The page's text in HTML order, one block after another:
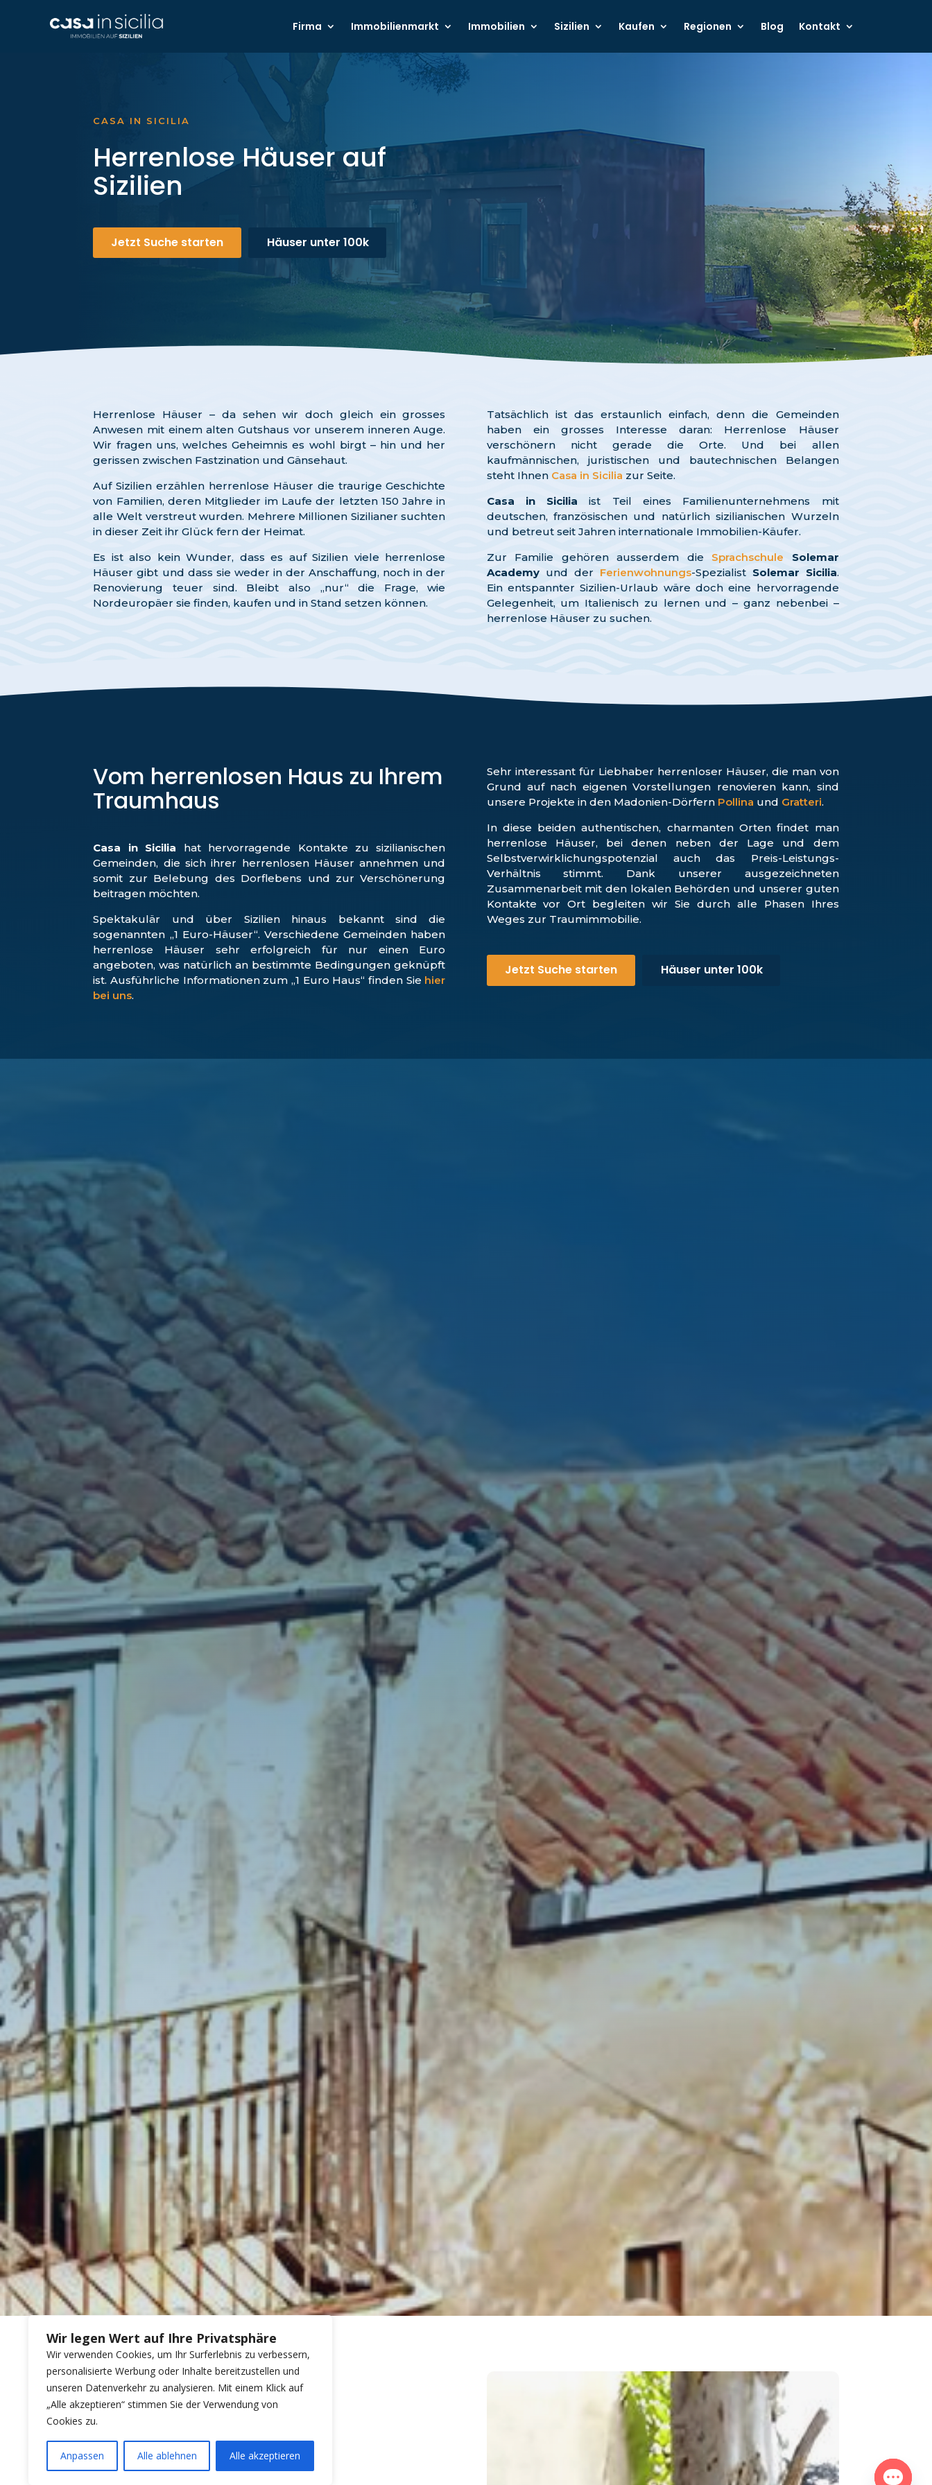
Wir legen Wert auf Ihre Privatsphäre
Wir verwenden Cookies, um Ihr Surferlebnis zu verbessern,
personalisierte Werbung oder Inhalte bereitzustellen und
unseren Datenverkehr zu analysieren. Mit einem Klick auf
„Alle akzeptieren“ stimmen Sie der Verwendung von
Cookies zu.
Anpassen Alle ablehnen Alle akzeptieren
Firma Immobilienmarkt Immobilien Sizilien Kaufen Regionen Blog Kontakt
CASA IN SICILIA
Herrenlose Häuser auf
Sizilien
Jetzt Suche starten Häuser unter 100k
Herrenlose Häuser – da sehen wir doch gleich ein grosses
Anwesen mit einem alten Gutshaus vor unserem inneren Auge.
Wir fragen uns, welches Geheimnis es wohl birgt – hin und her
gerissen zwischen Fastzination und Gänsehaut.
Auf Sizilien erzählen herrenlose Häuser die traurige Geschichte
von Familien, deren Mitglieder im Laufe der letzten 150 Jahre in
alle Welt verstreut wurden. Mehrere Millionen Sizilianer suchten
in dieser Zeit ihr Glück fern der Heimat.
Es ist also kein Wunder, dass es auf Sizilien viele herrenlose
Häuser gibt und dass sie weder in der Anschaffung, noch in der
Renovierung teuer sind. Bleibt also „nur“ die Frage, wie
Nordeuropäer sie finden, kaufen und in Stand setzen können.
Tatsächlich ist das erstaunlich einfach, denn die Gemeinden
haben ein grosses Interesse daran: Herrenlose Häuser
verschönern nicht gerade die Orte. Und bei allen
kaufmännischen, juristischen und bautechnischen Belangen
steht Ihnen Casa in Sicilia zur Seite.
Casa in Sicilia
ist Teil eines Familienunternehmens mit
deutschen, französischen und natürlich sizilianischen Wurzeln
und betreut seit Jahren internationale Immobilien-Käufer.
Zur Familie gehören ausserdem die
Sprachschule
Solemar
Academy und der Ferienwohnungs-Spezialist Solemar Sicilia.
Ein entspannter Sizilien-Urlaub wäre doch eine hervorragende
Gelegenheit, um Italienisch zu lernen und – ganz nebenbei –
herrenlose Häuser zu suchen.
Vom herrenlosen Haus zu Ihrem
Traumhaus
Casa in Sicilia
hat hervorragende Kontakte zu sizilianischen
Gemeinden, die sich ihrer herrenlosen Häuser annehmen und
somit zur Belebung des Dorflebens und zur Verschönerung
beitragen möchten.
Spektakulär und über Sizilien hinaus bekannt sind die
sogenannten „1 Euro-Häuser“. Verschiedene Gemeinden haben
herrenlose Häuser sehr erfolgreich für nur einen Euro
angeboten, was natürlich an bestimmte Bedingungen geknüpft
ist. Ausführliche Informationen zum „1 Euro Haus“ finden Sie hier
bei uns.
Sehr interessant für Liebhaber herrenloser Häuser, die man von
Grund auf nach eigenen Vorstellungen renovieren kann, sind
unsere Projekte in den Madonien-Dörfern Pollina und Gratteri.
In diese beiden authentischen, charmanten Orten findet man
herrenlose Häuser, bei denen neben der Lage und dem
Selbstverwirklichungspotenzial auch das Preis-Leistungs-
Verhältnis stimmt. Dank unserer ausgezeichneten
Zusammenarbeit mit den lokalen Behörden und unserer guten
Kontakte vor Ort begleiten wir Sie durch alle Phasen Ihres
Weges zur Traumimmobilie.
Jetzt Suche starten Häuser unter 100k